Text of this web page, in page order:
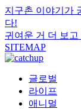
지구촌 이야기가
다!
귀여운 거 더 보
SITEMAP
글로벌
라이프
애니멀